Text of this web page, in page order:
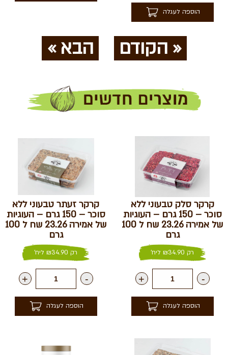
הוספה לעגלה
« הקודם הבא »
קרקר סלק טבעוני ללא
סוכר – 150 גרם – העוגיות
של אמירה 23.26 שח ל 100
גרם
רק ₪34.90 ליח'
-
+
הוספה לעגלה
קרקר זעתר טבעוני ללא
סוכר – 150 גרם – העוגיות
של אמירה 23.26 שח ל 100
גרם
רק ₪34.90 ליח'
-
+
הוספה לעגלה